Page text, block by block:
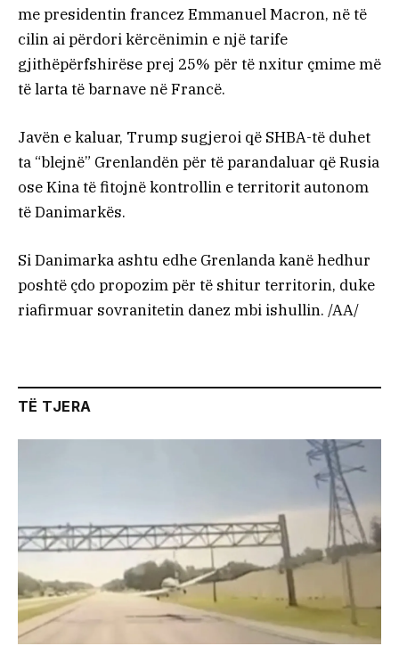
me presidentin francez Emmanuel Macron, në të
cilin ai përdori kërcënimin e një tarife
gjithëpërfshirëse prej 25% për të nxitur çmime më
të larta të barnave në Francë.
Javën e kaluar, Trump sugjeroi që SHBA-të duhet
ta “blejnë” Grenlandën për të parandaluar që Rusia
ose Kina të fitojnë kontrollin e territorit autonom
të Danimarkës.
Si Danimarka ashtu edhe Grenlanda kanë hedhur
poshtë çdo propozim për të shitur territorin, duke
riafirmuar sovranitetin danez mbi ishullin. /AA/
TË TJERA